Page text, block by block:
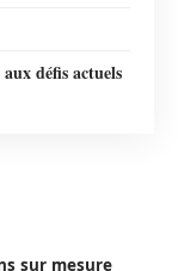
défis actuels
sur mesure